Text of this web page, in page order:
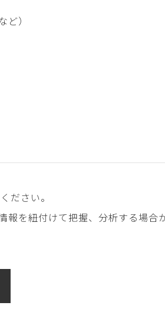
）
ださい。
を紐付けて把握、分析する場合が